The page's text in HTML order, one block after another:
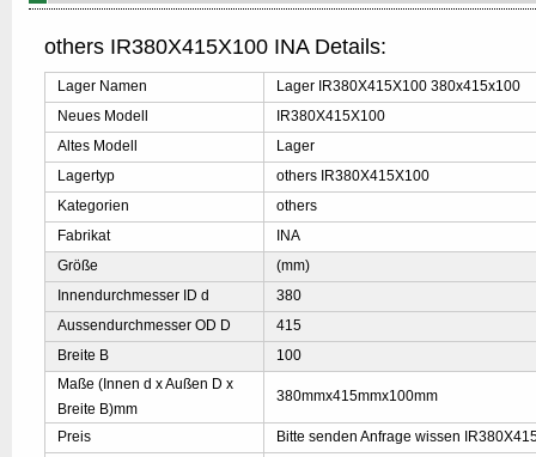
others IR380X415X100 INA Details:
Lager Namen
Lager IR380X415X100 380x415x100
Neues Modell
IR380X415X100
Altes Modell
Lager
Lagertyp
others IR380X415X100
Kategorien
others
Fabrikat
INA
Größe
(mm)
Innendurchmesser ID d
380
Aussendurchmesser OD D
415
Breite B
100
Maße (Innen d x Außen D x
Breite B)mm
380mmx415mmx100mm
Preis
Bitte senden Anfrage wissen